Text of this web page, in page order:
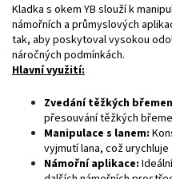
Kladka s okem YB slouží k
námořních a průmyslových
tak, aby poskytoval vysokou
náročných podmínkách.
Hlavní využití:
Zvedání těžkých
přesouvání těžkých
Manipulace s lanem:
vyjmutí lana, což urychluje
Námořní aplikace: